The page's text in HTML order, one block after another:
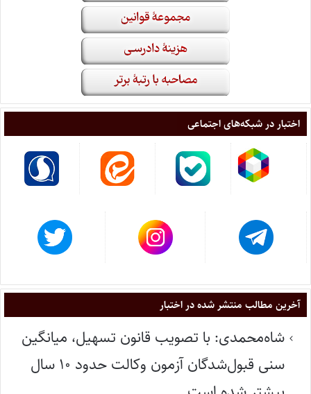
اختبار در شبکه‌های اجتماعی
آخرین مطالب منتشر شده در اختبار
شاه‌محمدی: با تصویب قانون تسهیل، میانگین
سنی قبول‌شدگان آزمون وکالت حدود ۱۰ سال